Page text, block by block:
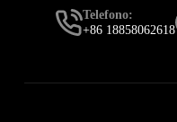
Telefono:
+86 18858062618